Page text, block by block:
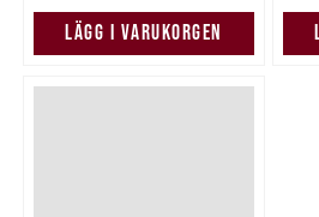
LÄGG I VARUKORGEN